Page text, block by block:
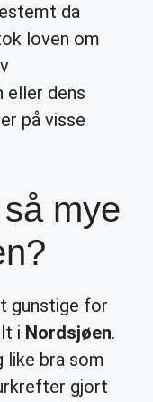
da
loven om
eller dens
på visse
mye
gunstige for
i Nordsjøen.
like bra som
gjort